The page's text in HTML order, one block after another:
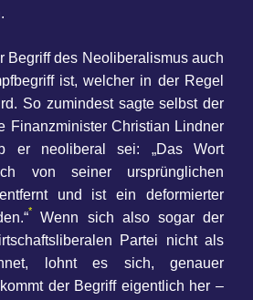
Begriff des Neoliberalismus auch
ist, welcher in der Regel
So zumindest sagte selbst der
Finanzminister Christian Lindner
er neoliberal sei: „Das Wort
von seiner ursprünglichen
und ist ein deformierter
*
Wenn sich also sogar der
Partei nicht als
lohnt es sich, genauer
der Begriff eigentlich her –